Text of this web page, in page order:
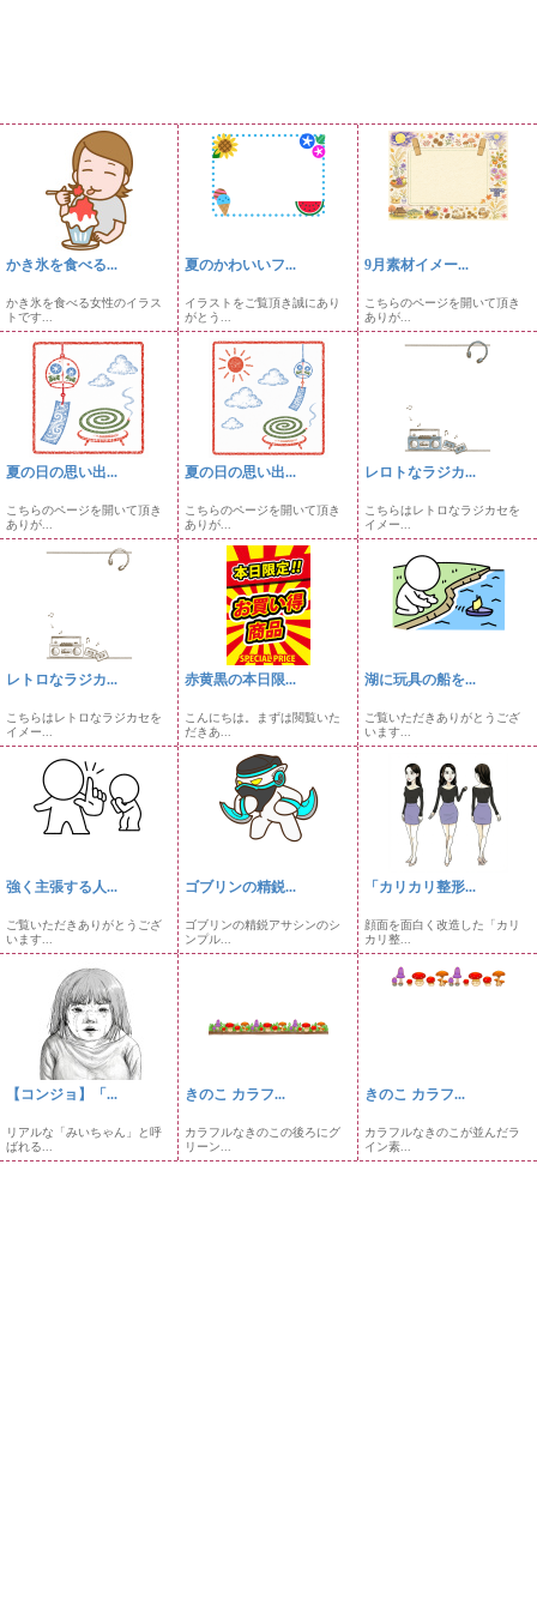
かき氷を食べる...
かき氷を食べる女性のイラス
トです...
夏のかわいいフ...
イラストをご覧頂き誠にあり
がとう...
9月素材イメー...
こちらのページを開いて頂き
ありが...
夏の日の思い出...
こちらのページを開いて頂き
ありが...
夏の日の思い出...
こちらのページを開いて頂き
ありが...
レロトなラジカ...
こちらはレトロなラジカセを
イメー...
レトロなラジカ...
こちらはレトロなラジカセを
イメー...
赤黄黒の本日限...
こんにちは。まずは閲覧いた
だきあ...
湖に玩具の船を...
ご覧いただきありがとうござ
います...
強く主張する人...
ご覧いただきありがとうござ
います...
ゴブリンの精鋭...
ゴブリンの精鋭アサシンのシ
ンプル...
「カリカリ整形...
顔面を面白く改造した「カリ
カリ整...
【コンジョ】「...
リアルな「みいちゃん」と呼
ばれる...
きのこ カラフ...
カラフルなきのこの後ろにグ
リーン...
きのこ カラフ...
カラフルなきのこが並んだラ
イン素...